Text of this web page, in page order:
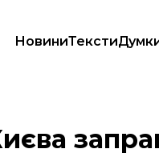
НовиниТексти